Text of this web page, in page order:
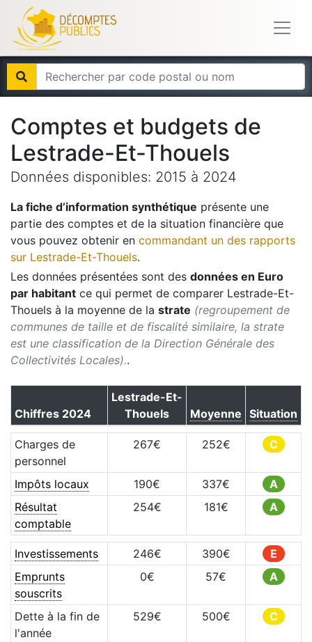
Comptes et budgets de
Lestrade-Et-Thouels
Données disponibles: 2015 à 2024
La fiche d’information synthétique présente une
partie des comptes et de la situation financière que
vous pouvez obtenir en commandant un des rapports
sur Lestrade-Et-Thouels.
Les données présentées sont des données en Euro
par habitant ce qui permet de comparer Lestrade-Et-
Thouels à la moyenne de la strate (regroupement de
communes de taille et de fiscalité similaire, la strate
est une classification de la Direction Générale des
Collectivités Locales)..
Chiffres 2024
Lestrade-Et-
Thouels
Moyenne Situation
Charges de
personnel
267€ 252€ C
Impôts locaux 190€ 337€
A
Résultat
comptable
254€ 181€ A
Investissements 246€ 390€
E
Emprunts
souscrits
0€ 57€ A
Dette à la fin de
l'année
529€ 500€ C